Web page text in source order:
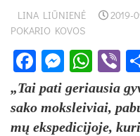
LINA LIŪNIENĖ 2019-
POKARIO KOVOS
Facebook
„Tai pa­ti ge­riau­sia
sa­ko moks­lei­viai,
mų eks­pe­di­ci­jo­je,